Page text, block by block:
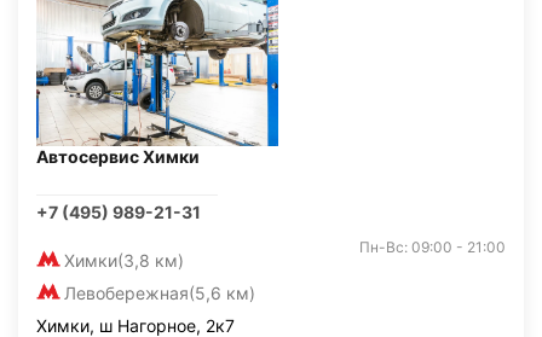
Автосервис Химки
+7 (495) 989-21-31
Химки(3,8 км)
Левобережная(5,6 км)
Пн-Вс: 09:00 - 21:00
Химки, ш Нагорное, 2к7